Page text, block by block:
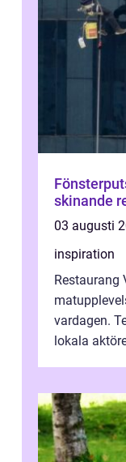
Fönsterputs
skinande
03 augusti
inspiration
Restaurang
vardagen.
lokala